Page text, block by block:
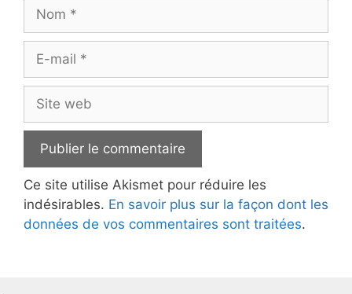
mail
web
Ce site utilise Akismet pour réduire les
indésirables. En savoir plus sur la façon dont les
données de vos commentaires sont traitées.